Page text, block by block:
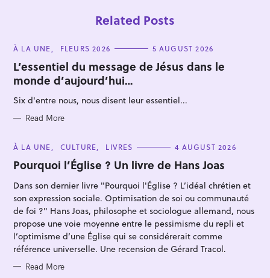
o
n
Related Posts
C
T
E
G
O
R
I
S
À LA UNE FLEURS 2026 5 AUGUST 2026
L’essentiel du message de Jésus dans le
monde d’aujourd’hui…
Six d'entre nous, nous disent leur essentiel...
Read More
C
T
E
O
I
E
S
À LA UNE CULTURE LIVRES 4 AUGUST 2026
Pourquoi l’Église ? Un livre de Hans Joas
Dans son dernier livre "Pourquoi l'Église ? L’idéal chrétien et
son expression sociale. Optimisation de soi ou communauté
de foi ?" Hans Joas, philosophe et sociologue allemand, nous
propose une voie moyenne entre le pessimisme du repli et
l’optimisme d’une Église qui se considérerait comme
référence universelle. Une recension de Gérard Tracol.
Read More
e
a
r
c
h
f